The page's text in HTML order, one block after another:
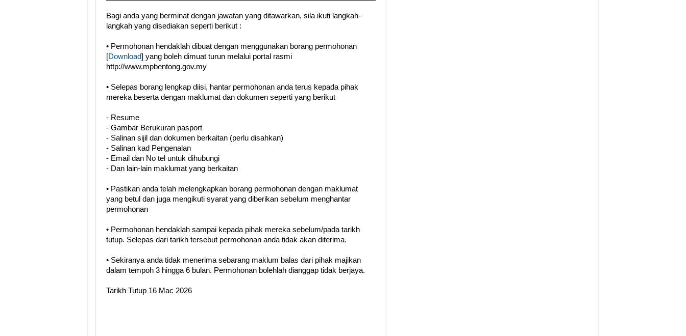
Bagi anda yang berminat dengan jawatan yang ditawarkan, sila ikuti langkah-
langkah yang disediakan seperti berikut :
• Permohonan hendaklah dibuat dengan menggunakan borang permohonan
[Download] yang boleh dimuat turun melalui portal rasmi
http://www.mpbentong.gov.my
• Selepas borang lengkap diisi, hantar permohonan anda terus kepada pihak
mereka beserta dengan maklumat dan dokumen seperti yang berikut
- Resume
- Gambar Berukuran pasport
- Salinan sijil dan dokumen berkaitan (perlu disahkan)
- Salinan kad Pengenalan
- Email dan No tel untuk dihubungi
- Dan lain-lain maklumat yang berkaitan
• Pastikan anda telah melengkapkan borang permohonan dengan maklumat
yang betul dan juga mengikuti syarat yang diberikan sebelum menghantar
permohonan
• Permohonan hendaklah sampai kepada pihak mereka sebelum/pada tarikh
tutup. Selepas dari tarikh tersebut permohonan anda tidak akan diterima.
• Sekiranya anda tidak menerima sebarang maklum balas dari pihak majikan
dalam tempoh 3 hingga 6 bulan. Permohonan bolehlah dianggap tidak berjaya.
Tarikh Tutup 16 Mac 2026